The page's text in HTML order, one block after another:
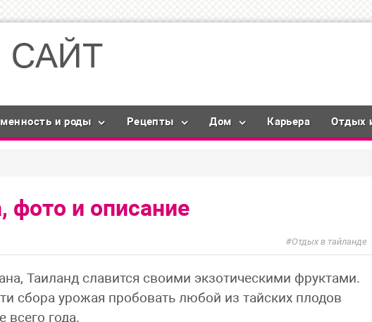
и роды Рецепты Дом Карьера Отдых
фото и описание
Отдых в тайланде
Таиланд славится своими экзотическими фруктами.
сбора урожая пробовать любой из тайских плодов
всего года.